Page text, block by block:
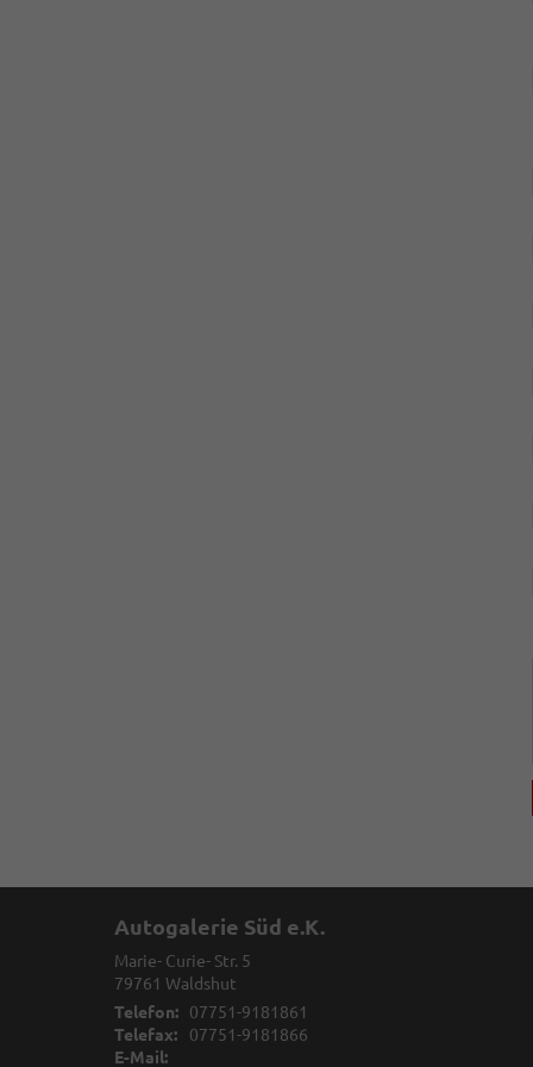
Autogalerie Süd e.K.
Marie- Curie- Str. 5
79761 Waldshut
Telefon:
07751-9181861
Telefax:
07751-9181866
E-Mail: